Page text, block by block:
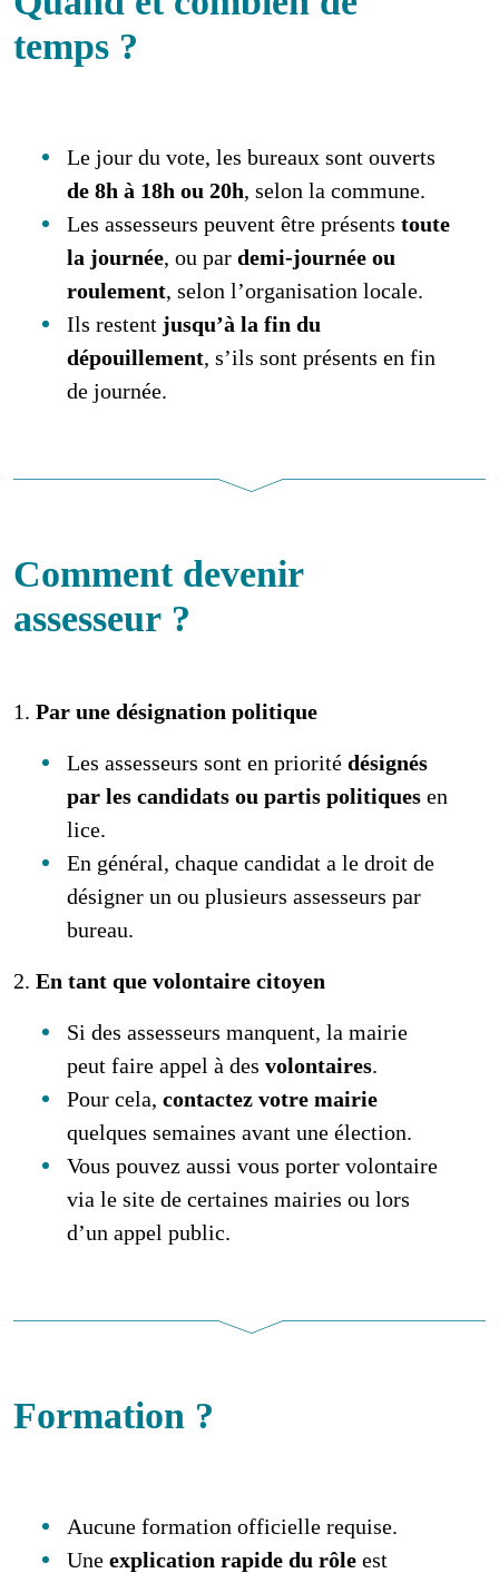
temps ?
Le jour du vote, les bureaux sont ouverts
de 8h à 18h ou 20h, selon la commune.
Les assesseurs peuvent être présents toute
la journée, ou par demi-journée ou
roulement, selon l’organisation locale.
Ils restent jusqu’à la fin du
dépouillement, s’ils sont présents en fin
de journée.
Comment devenir
assesseur ?
1. Par une désignation politique
Les assesseurs sont en priorité désignés
par les candidats ou partis politiques en
lice.
En général, chaque candidat a le droit de
désigner un ou plusieurs assesseurs par
bureau.
2. En tant que volontaire citoyen
Si des assesseurs manquent, la mairie
peut faire appel à des volontaires.
Pour cela, contactez votre mairie
quelques semaines avant une élection.
Vous pouvez aussi vous porter volontaire
via le site de certaines mairies ou lors
d’un appel public.
Formation ?
Aucune formation officielle requise.
Une explication rapide du rôle est